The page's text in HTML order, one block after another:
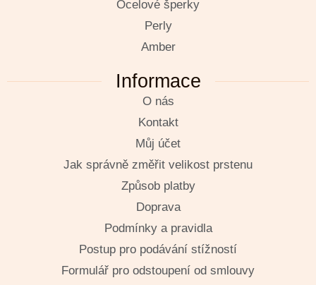
Ocelové šperky
Perly
Amber
Informace
O nás
Kontakt
Můj účet
Jak správně změřit velikost prstenu
Způsob platby
Doprava
Podmínky a pravidla
Postup pro podávání stížností
Formulář pro odstoupení od smlouvy